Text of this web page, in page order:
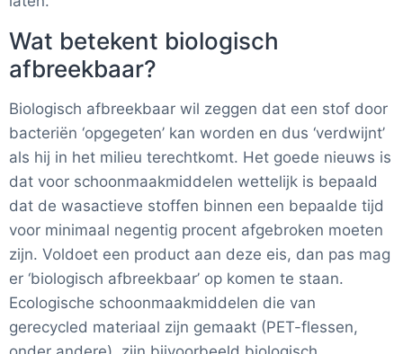
Wat betekent biologisch
afbreekbaar?
Biologisch afbreekbaar wil zeggen dat een stof door
bacteriën ‘opgegeten’ kan worden en dus ‘verdwijnt’
als hij in het milieu terechtkomt. Het goede nieuws is
dat voor schoonmaakmiddelen wettelijk is bepaald
dat de wasactieve stoffen binnen een bepaalde tijd
voor minimaal negentig procent afgebroken moeten
zijn. Voldoet een product aan deze eis, dan pas mag
er ‘biologisch afbreekbaar’ op komen te staan.
Ecologische schoonmaakmiddelen die van
gerecycled materiaal zijn gemaakt (PET-flessen,